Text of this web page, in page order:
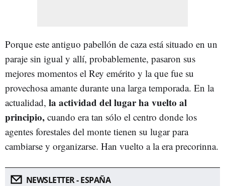
Porque este antiguo pabellón de caza está situado en un
paraje sin igual y allí, probablemente, pasaron sus
mejores momentos el Rey emérito y la que fue su
provechosa amante durante una larga temporada. En la
actualidad, la actividad del lugar ha vuelto al
principio, cuando era tan sólo el centro donde los
agentes forestales del monte tienen su lugar para
cambiarse y organizarse. Han vuelto a la era precorinna.
NEWSLETTER - ESPAÑA